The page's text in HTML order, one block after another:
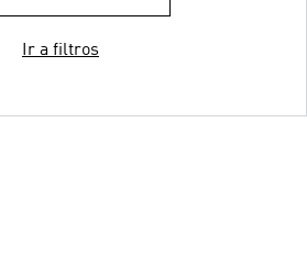
Ir a filtros